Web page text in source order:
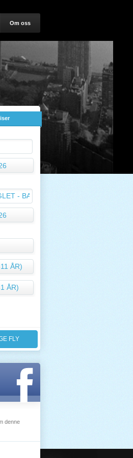
Om oss
ÅR)
ÅR)
FLY
denne